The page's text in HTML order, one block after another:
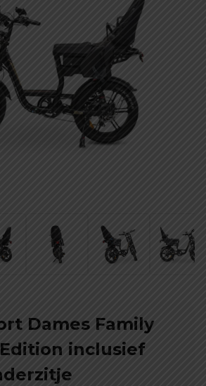
Dames Family
inclusief